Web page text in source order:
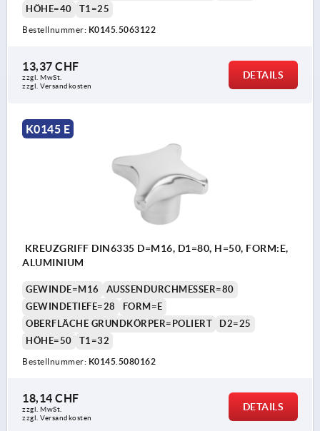
HÖHE=40
T1=25
Bestellnummer: K0145.5063122
13,37 CHF
zzgl. MwSt.
zzgl. Versandkosten
DETAILS
K0145 E
KREUZGRIFF DIN6335 D=M16, D1=80, H=50, FORM:E,
ALUMINIUM
GEWINDE=M16
AUSSENDURCHMESSER=80
GEWINDETIEFE=28
FORM=E
OBERFLÄCHE GRUNDKÖRPER=POLIERT
D2=25
HÖHE=50
T1=32
Bestellnummer: K0145.5080162
18,14 CHF
zzgl. MwSt.
zzgl. Versandkosten
DETAILS